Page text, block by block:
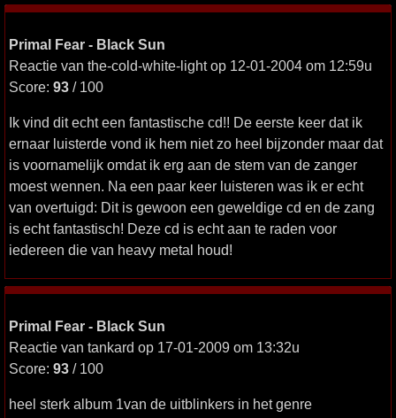
Primal Fear - Black Sun
Reactie van the-cold-white-light op 12-01-2004 om 12:59u
Score: 93 / 100
Ik vind dit echt een fantastische cd!! De eerste keer dat ik
ernaar luisterde vond ik hem niet zo heel bijzonder maar dat
is voornamelijk omdat ik erg aan de stem van de zanger
moest wennen. Na een paar keer luisteren was ik er echt
van overtuigd: Dit is gewoon een geweldige cd en de zang
is echt fantastisch! Deze cd is echt aan te raden voor
iedereen die van heavy metal houd!
Primal Fear - Black Sun
Reactie van tankard op 17-01-2009 om 13:32u
Score: 93 / 100
heel sterk album 1van de uitblinkers in het genre